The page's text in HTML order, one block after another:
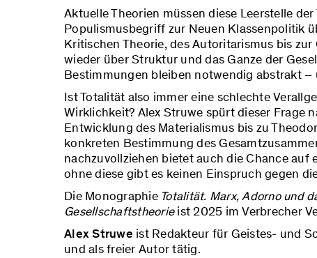
Aktuelle Theorien müssen diese Leerstelle
Populismusbegriff zur Neuen Klassenpolitik
Kritischen Theorie, des Autoritarismus bis
wieder über Struktur und das Ganze der
Bestimmungen bleiben notwendig abstrakt –
Ist Totalität also immer eine schlechte
Wirklichkeit? Alex Struwe spürt dieser Frage
Entwicklung des Materialismus bis zu
konkreten Bestimmung des
nachzuvollziehen bietet auch die Chance auf
ohne diese gibt es keinen Einspruch gegen
Die MonographieTotalität. Marx, Adorno und
Gesellschaftstheorieist 2025 im Verbrecher
Alex Struwe ist Redakteur für Geistes- und
und als freier Autor tätig.